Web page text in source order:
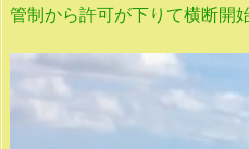
管制から許可が下りて横断開始